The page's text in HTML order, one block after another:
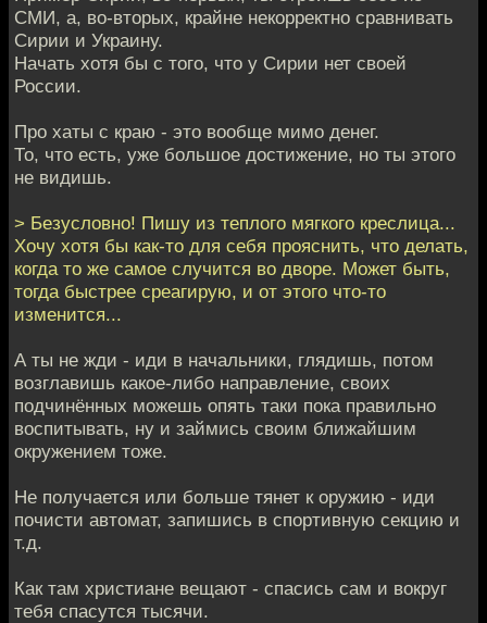
СМИ, а, во-вторых, крайне некорректно сравнивать
Сирии и Украину.
Начать хотя бы с того, что у Сирии нет своей
России.
Про хаты с краю - это вообще мимо денег.
То, что есть, уже большое достижение, но ты этого
не видишь.
> Безусловно! Пишу из теплого мягкого креслица...
Хочу хотя бы как-то для себя прояснить, что делать,
когда то же самое случится во дворе. Может быть,
тогда быстрее среагирую, и от этого что-то
изменится...
А ты не жди - иди в начальники, глядишь, потом
возглавишь какое-либо направление, своих
подчинённых можешь опять таки пока правильно
воспитывать, ну и займись своим ближайшим
окружением тоже.
Не получается или больше тянет к оружию - иди
почисти автомат, запишись в спортивную секцию и
т.д.
Как там христиане вещают - спасись сам и вокруг
тебя спасутся тысячи.